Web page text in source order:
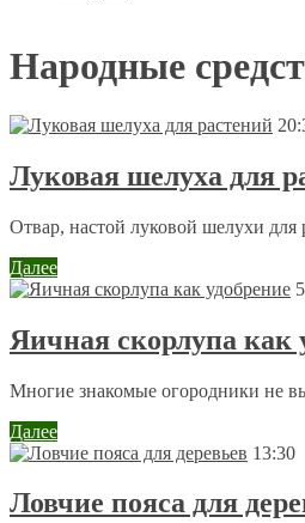
Народные
Луковая шелуха для
Отвар, настой луковой шелухи
Далее
Яичная скорлупа как
Многие знакомые огородники не
Далее
13:30
Ловчие пояса для